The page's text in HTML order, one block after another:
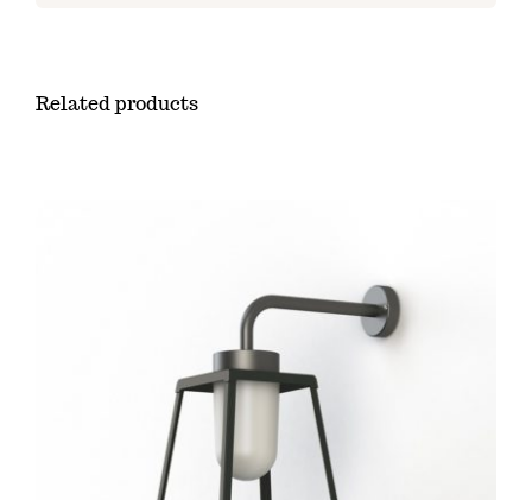
Related products
SELECT OPTIONS